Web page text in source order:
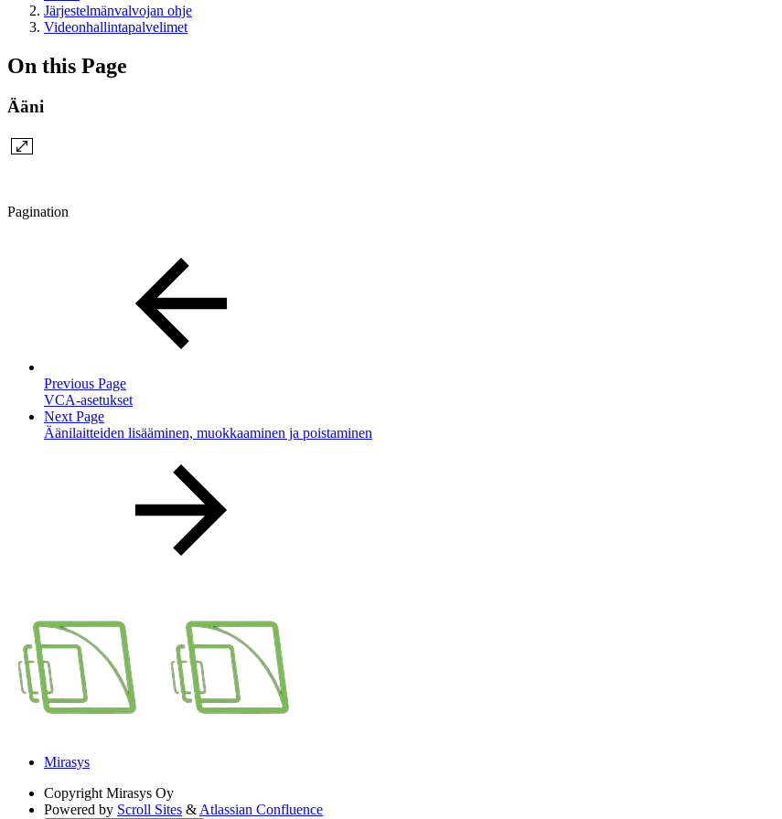
Järjestelmänvalvojan ohje
Videonhallintapalvelimet
On this Page
Ääni
Pagination
Previous Page
VCA-asetukset
Next Page
Äänilaitteiden lisääminen, muokkaaminen ja poistaminen
Mirasys
Copyright Mirasys Oy
Powered by Scroll Sites & Atlassian Confluence